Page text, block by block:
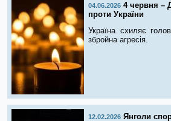
04.06.2026 4 червня –
проти України
Україна схиляє
збройна агресія.
12.02.2026 Янголи